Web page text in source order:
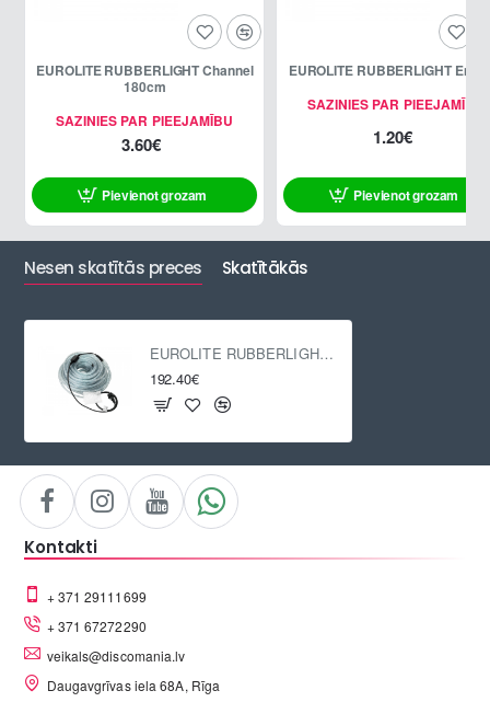
SAZINIES PAR PIEEJAMĪBU
EUROLITE RUBBERLIGHT Channel
180cm
3.60€
Pievienot grozam
SAZINIES PAR PIEEJAMĪBU
EUROLITE RUBBERLIGHT End
1.20€
Pievienot grozam
Nesen skatītās preces Skatītākās
EUROLITE RUBBERLIGHT LED RL1-230V white 6400K 44m
192.40€
Kontakti
+ 371 29111699
+ 371 67272290
veikals@discomania.lv
Daugavgrīvas iela 68A, Rīga